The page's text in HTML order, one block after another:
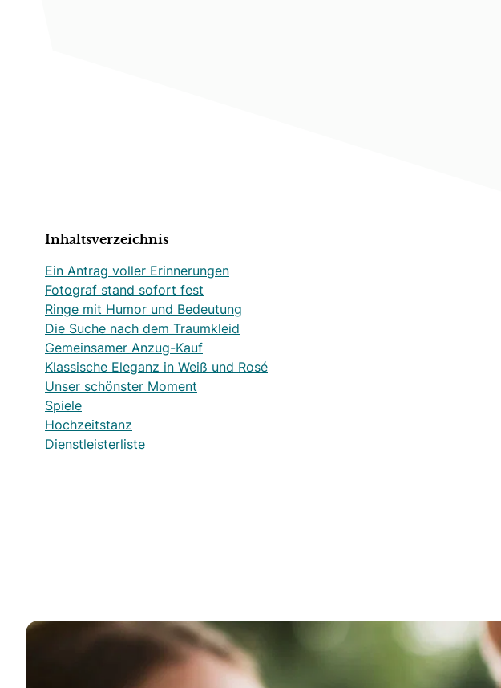
Inhaltsverzeichnis
Ein Antrag voller Erinnerungen
Fotograf stand sofort fest
Ringe mit Humor und Bedeutung
Die Suche nach dem Traumkleid
Gemeinsamer Anzug-Kauf
Klassische Eleganz in Weiß und Rosé
Unser schönster Moment
Spiele
Hochzeitstanz
Dienstleisterliste